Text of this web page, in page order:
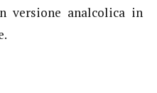
versione analcolica in